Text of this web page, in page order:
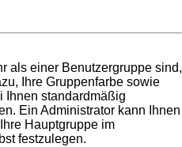
als einer Benutzergruppe sind,
Ihre Gruppenfarbe sowie
Ihnen standardmäßig
Ein Administrator kann Ihnen
Hauptgruppe im
festzulegen.